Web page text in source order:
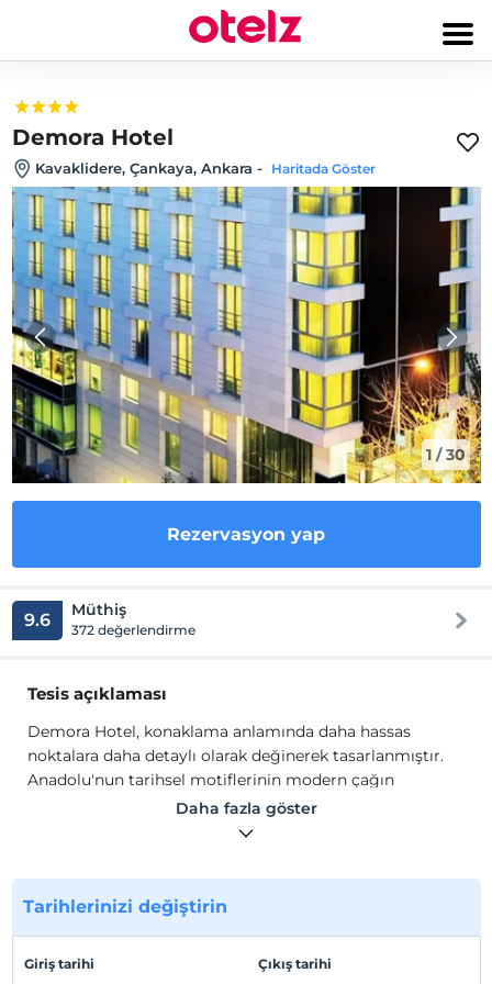
Demora Hotel
Kavaklidere, Çankaya, Ankara - Haritada Göster
1 /30
Rezervasyon yap
9.6 Müthiş
372 değerlendirme
Tesis açıklaması
Demora Hotel, konaklama anlamında daha hassas
noktalara daha detaylı olarak değinerek tasarlanmıştır.
Anadolu'nun tarihsel motiflerinin modern çağın
çizgilerini minimalist şekilde işlenmesiyle odalara
yansımıştır. Konaklamaya başlandığında modernize
işlevsellik ise açıkça ortaya konmuş olduğu göze çarpar.
Özel seçilmiş, kaliteye önem verilmiş ve zengin dokulu
Demora Hotel, konaklama anlamında daha hassas
Daha fazla göster
Tarihlerinizi değiştirin
Giriş tarihi Çıkış tarihi